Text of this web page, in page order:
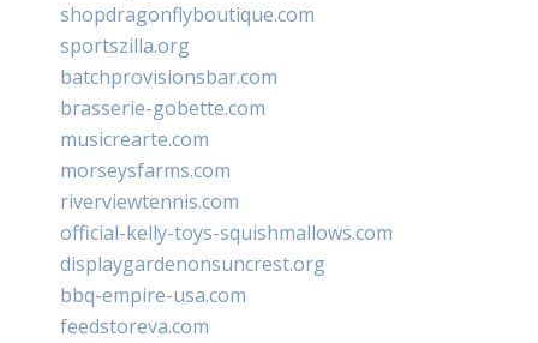
shopdragonflyboutique.com
sportszilla.org
batchprovisionsbar.com
brasserie-gobette.com
musicrearte.com
morseysfarms.com
riverviewtennis.com
official-kelly-toys-squishmallows.com
displaygardenonsuncrest.org
bbq-empire-usa.com
feedstoreva.com